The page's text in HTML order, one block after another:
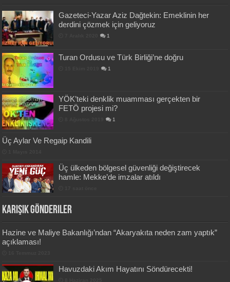
Gazeteci-Yazar Aziz Dağtekin: Emeklinin her
derdini çözmek için geliyoruz
1
Turan Ordusu ve Türk Birliği’ne doğru
1
YÖK’teki denklik muamması gerçekten bir
FETÖ projesi mi?
1
Üç Aylar Ve Regaip Kandili
Üç ülkeden bölgesel güvenliği değiştirecek
hamle: Mekke’de imzalar atıldı
Karışık Gönderiler
Hazine ve Maliye Bakanlığı’ndan “Akaryakıta neden zam yaptık”
açıklaması!
Havuzdaki Akım Hayatını Söndürecekti!